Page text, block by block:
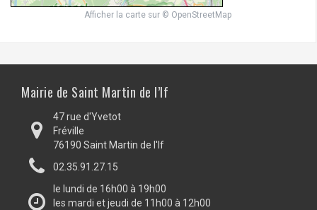
Afficher la carte sur © OpenStreetMap
Mairie de Saint Martin de l’If
47 rue d'Yvetot
Fréville
76190 Saint Martin de l'If
02.35.91.27.15
le lundi de 16h00 à 19h00
les mardi et jeudi de 11h00 à 12h00